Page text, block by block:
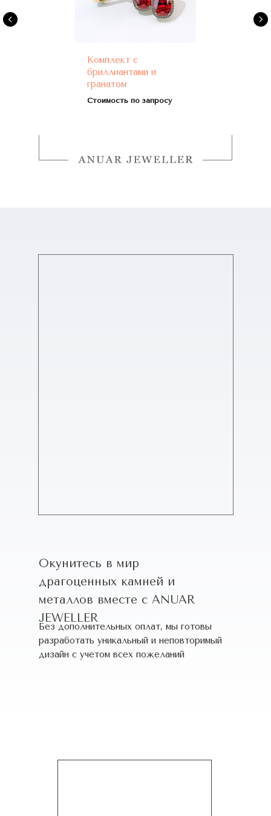
Комплект с
бриллиантами и
гранатом
Стоимость по запросу
Окунитесь в мир
драгоценных камней и
металлов вместе с ANUAR
JEWELLER
Без дополнительных оплат, мы готовы
разработать уникальный и неповторимый
дизайн c учетом всех пожеланий